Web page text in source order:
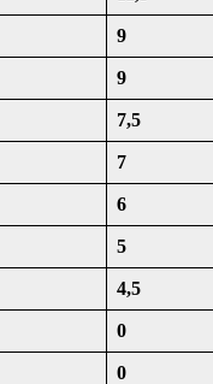
9
9
7,5
7
6
5
4,5
0
0